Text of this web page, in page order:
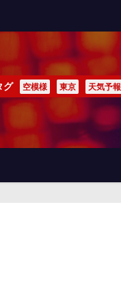
グ 空模様 東京 天気予報